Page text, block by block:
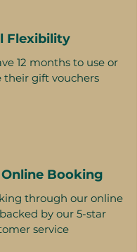
Flexibility
12 months to use or
their gift vouchers
Booking
through our online
by our 5-star
service